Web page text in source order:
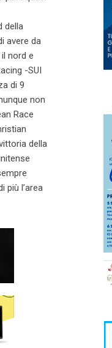
della
avere da
nord e
-SUI
di 9
non
Race
della
più l’area